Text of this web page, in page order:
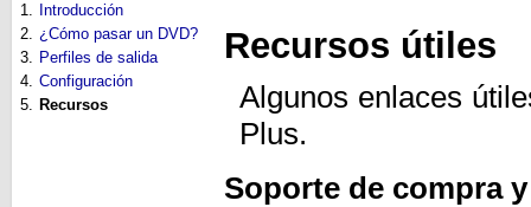
1.
Introducción
2. ¿Cómo pasar un DVD?
3. Perfiles de salida
4. Configuración
5. Recursos
Recursos útiles
Algunos enlaces
Plus.
Soporte de compra